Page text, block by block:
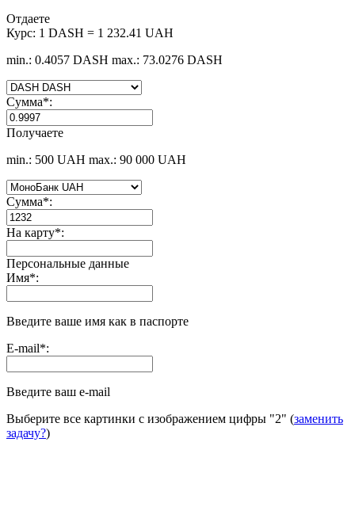
Отдаете
Курс: 1 DASH = 1 232.41 UAH
min.: 0.4057 DASH max.: 73.0276 DASH
Сумма*:
Получаете
min.: 500 UAH max.: 90 000 UAH
Сумма*:
На карту*:
Персональные данные
Имя*:
Введите ваше имя как в паспорте
E-mail*:
Введите ваш e-mail
Выберите все картинки с изображением цифры "2" (заменить
задачу?)